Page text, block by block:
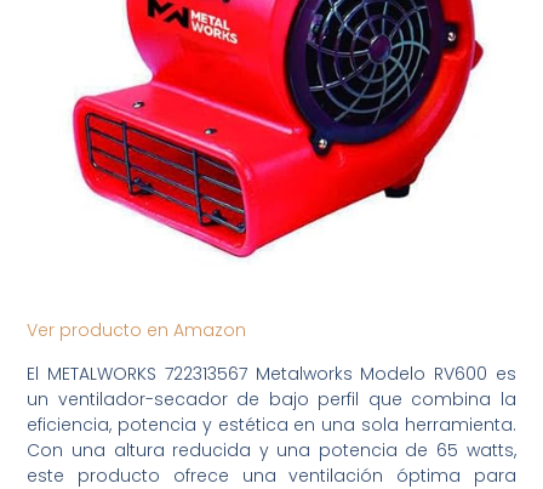
Ver producto en Amazon
El METALWORKS 722313567 Metalworks Modelo RV600 es
un ventilador-secador de bajo perfil que combina la
eficiencia, potencia y estética en una sola herramienta.
Con una altura reducida y una potencia de 65 watts,
este producto ofrece una ventilación óptima para